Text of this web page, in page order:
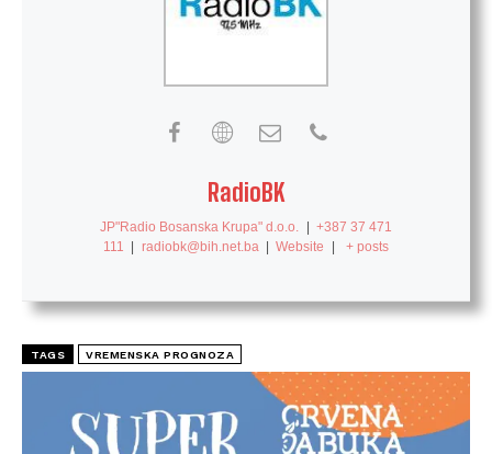
RadioBK
JP"Radio Bosanska Krupa" d.o.o. | +387 37 471
111
| radiobk@bih.net.ba | Website | + posts
TAGS VREMENSKA PROGNOZA